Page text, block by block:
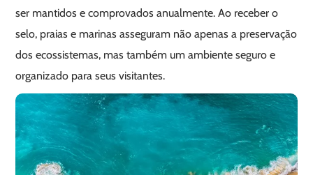
ser mantidos e comprovados anualmente. Ao receber o
selo, praias e marinas asseguram não apenas a preservação
dos ecossistemas, mas também um ambiente seguro e
organizado para seus visitantes.